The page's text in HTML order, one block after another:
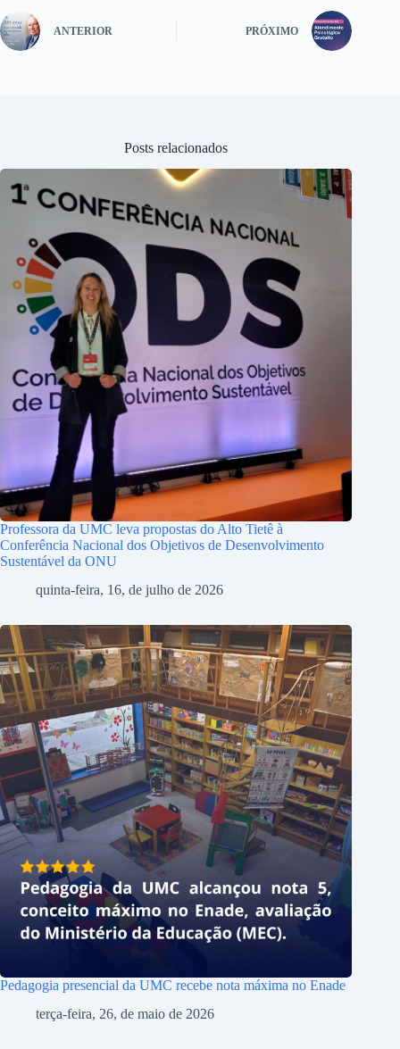
ANTERIOR PRÓXIMO
Posts relacionados
Professora da UMC leva propostas do Alto Tietê à
Conferência Nacional dos Objetivos de Desenvolvimento
Sustentável da ONU
quinta-feira, 16, de julho de 2026
Pedagogia presencial da UMC recebe nota máxima no Enade
terça-feira, 26, de maio de 2026